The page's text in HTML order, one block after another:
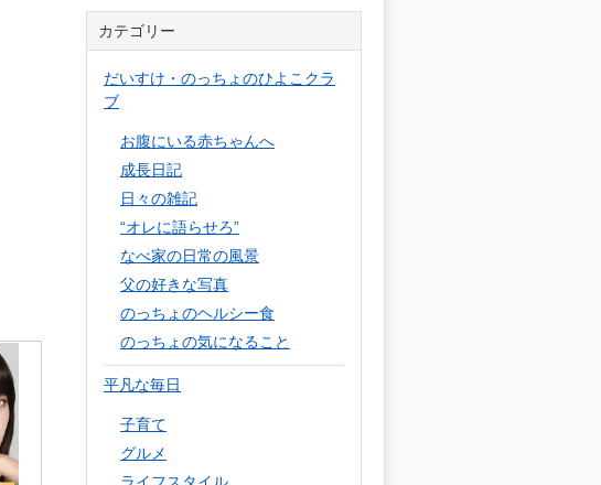
カテゴリー
だいすけ・のっちょのひよこクラ
ブ
お腹にいる赤ちゃんへ
成長日記
日々の雑記
“オレに語らせろ”
なべ家の日常の風景
父の好きな写真
のっちょのヘルシー食
のっちょの気になること
平凡な毎日
子育て
グルメ